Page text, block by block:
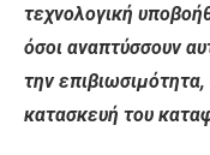
τεχνολογική
όσοι αναπτύσσουν
την
κατασκευή του